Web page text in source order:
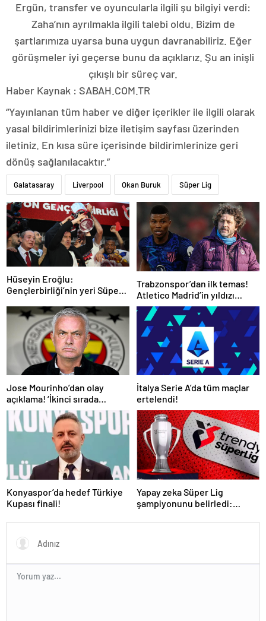
Ergün, transfer ve oyuncularla ilgili şu bilgiyi verdi:
Zaha’nın ayrılmakla ilgili talebi oldu. Bizim de
şartlarımıza uyarsa buna uygun davranabiliriz. Eğer
görüşmeler iyi geçerse bunu da açıklarız. Şu an inişli
çıkışlı bir süreç var.
Haber Kaynak : SABAH.COM.TR
“Yayınlanan tüm haber ve diğer içerikler ile ilgili olarak
yasal bildirimlerinizi bize iletişim sayfası üzerinden
iletiniz. En kısa süre içerisinde bildirimlerinize geri
dönüş sağlanılacaktır.”
Galatasaray Liverpool Okan Buruk Süper Lig
Hüseyin Eroğlu:
Gençlerbirliği’nin yeri Süper
Trabzonspor’dan ilk temas!
Atletico Madrid’in yıldızı
gündemde
Jose Mourinho’dan olay
açıklama! ‘İkinci sırada
bitireceğiz’
İtalya Serie A’da tüm maçlar
ertelendi!
Konyaspor’da hedef Türkiye
Kupası finali!
Yapay zeka Süper Lig
şampiyonunu belirledi:
arasında inanılmaz final!